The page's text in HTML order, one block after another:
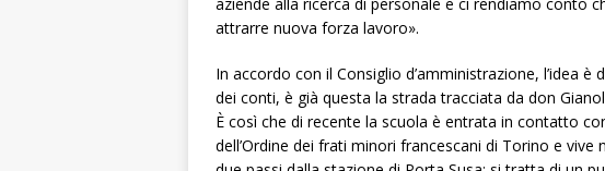
[ 8 Agosto 2026 ]
paese attivo
LANGHE
[ 9 Agosto 2026 ] Succede a
lo fa arrestare
CRONACA
attrarre nuova forza lavoro».
In accordo con il Consiglio d’amministrazione, l’idea è
dei conti, è già questa la strada tracciata da don
È così che di recente la scuola è entrata in contatto
dell’Ordine dei frati minori francescani di Torino e vive